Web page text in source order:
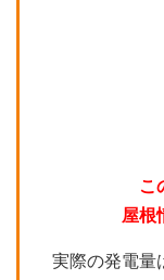
こ
屋根
実際の発電量